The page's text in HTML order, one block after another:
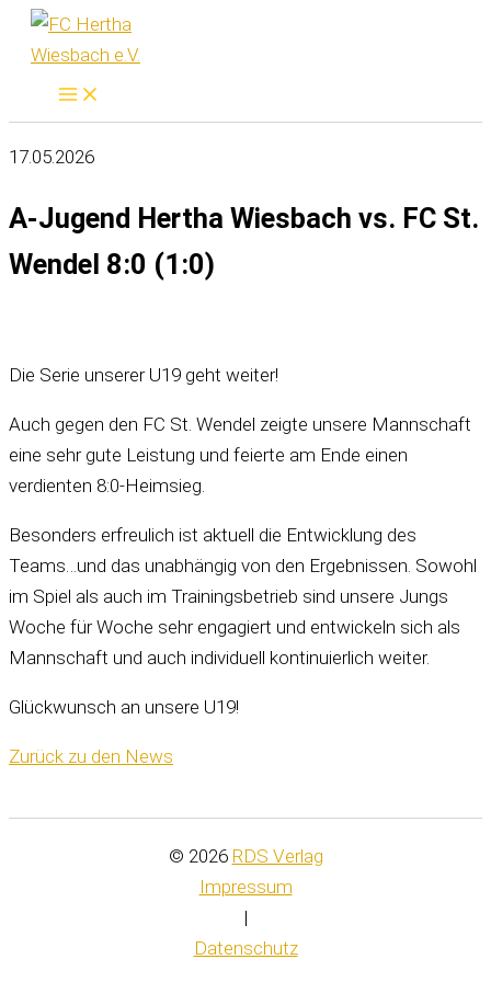
Zum
Inhalt
springen
17.05.2026
A-Jugend Hertha Wiesbach vs. FC St.
Wendel 8:0 (1:0)
Die Serie unserer U19 geht weiter!
Auch gegen den FC St. Wendel zeigte unsere Mannschaft
eine sehr gute Leistung und feierte am Ende einen
verdienten 8:0-Heimsieg.
Besonders erfreulich ist aktuell die Entwicklung des
Teams…und das unabhängig von den Ergebnissen. Sowohl
im Spiel als auch im Trainingsbetrieb sind unsere Jungs
Woche für Woche sehr engagiert und entwickeln sich als
Mannschaft und auch individuell kontinuierlich weiter.
Glückwunsch an unsere U19!
Zurück zu den News
© 2026 RDS Verlag
Impressum
|
Datenschutz